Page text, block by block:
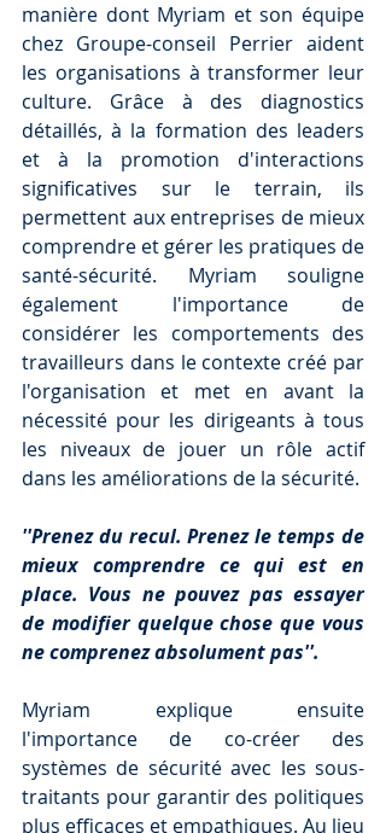
manière dont Myriam et son équipe
chez Groupe-conseil Perrier aident
les organisations à transformer leur
culture. Grâce à des diagnostics
détaillés, à la formation des leaders
et à la promotion d'interactions
significatives sur le terrain, ils
permettent aux entreprises de mieux
comprendre et gérer les pratiques de
santé-sécurité. Myriam souligne
également l'importance de
considérer les comportements des
travailleurs dans le contexte créé par
l'organisation et met en avant la
nécessité pour les dirigeants à tous
les niveaux de jouer un rôle actif
dans les améliorations de la sécurité.
''Prenez du recul. Prenez le temps de
mieux comprendre ce qui est en
place. Vous ne pouvez pas essayer
de modifier quelque chose que vous
ne comprenez absolument pas''.
Myriam explique ensuite
l'importance de co-créer des
systèmes de sécurité avec les sous-
traitants pour garantir des politiques
plus efficaces et empathiques. Au lieu